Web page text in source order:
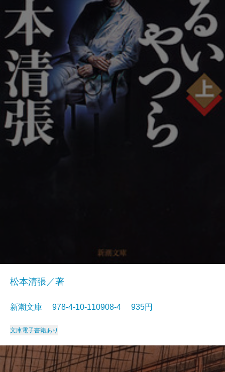
松本清張／著
新潮文庫 978-4-10-110908-4 935円
文庫電子書籍あり